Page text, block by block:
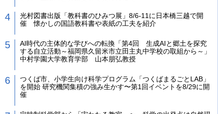
光村図書出版「教科書のひみつ展」8/6-11に日本橋三越で開
催 懐かしの国語教科書や表紙の工夫を紹介
AI時代の主体的な学びへの転換「第4回 生成AIと郷土を探究
する自立活動～福岡県久留米市立田主丸中学校の取組から～」
中村学園大学教育学部 山本朋弘教授
つくば市、小学生向け科学プログラム「つくばまるごとLAB」
を開始 研究機関集積の強み生かす〜第1回イベントを8/29に開
催